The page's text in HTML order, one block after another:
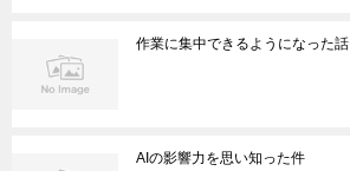
作業に集中できるようになった話
AIの影響力を思い知った件